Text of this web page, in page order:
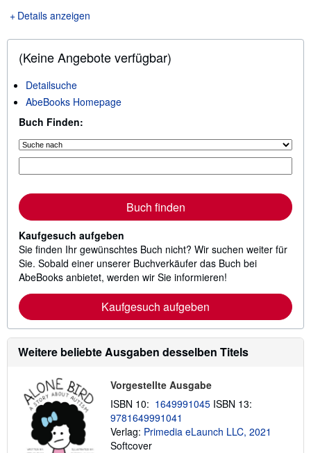
Details anzeigen
(Keine Angebote verfügbar)
Detailsuche
AbeBooks Homepage
Buch Finden:
Buch finden
Kaufgesuch aufgeben
Sie finden Ihr gewünschtes Buch nicht? Wir suchen weiter für
Sie. Sobald einer unserer Buchverkäufer das Buch bei
AbeBooks anbietet, werden wir Sie informieren!
Kaufgesuch aufgeben
Weitere beliebte Ausgaben desselben Titels
Vorgestellte Ausgabe
ISBN 10: 1649991045 ISBN 13:
9781649991041
Verlag: Primedia eLaunch LLC, 2021
Softcover